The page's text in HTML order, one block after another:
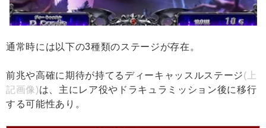
通常時には以下の3種類のステージが存在。
前兆や高確に期待が持てるディーキャッスルステージ(上
記画像)は、主にレア役やドラキュラミッション後に移行
する可能性あり。